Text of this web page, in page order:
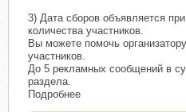
3) Дата сборов объявляется
количества участников.
Вы можете помочь
участников.
До 5 рекламных сообщений в
раздела.
Подробнее